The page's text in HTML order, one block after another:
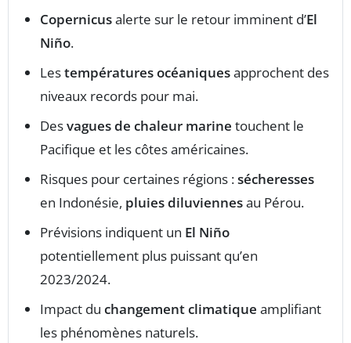
Copernicusalerte sur le retour imminent d’El
Niño.
Lestempératures océaniquesapprochent des
niveaux records pour mai.
Desvagues de chaleur marine touchent le
Pacifique et les côtes américaines.
Risques pour certaines régions :sécheresses
en Indonésie, pluies diluviennesau Pérou.
Prévisions indiquent un El Niño
potentiellement plus puissant qu’en
2023/2024.
Impact du changement climatique amplifiant
les phénomènes naturels.